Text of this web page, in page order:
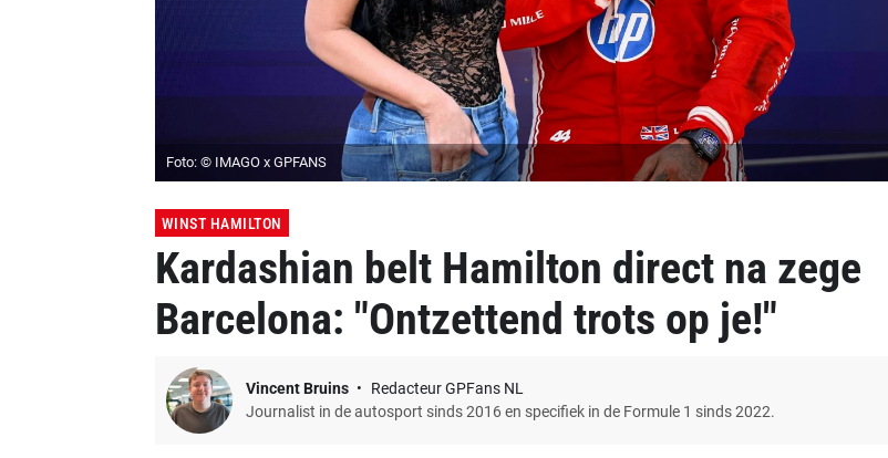
Foto: © IMAGO x GPFANS
WINST HAMILTON
Kardashian belt Hamilton direct na zege
Barcelona: "Ontzettend trots op je!"
Vincent Bruins
Redacteur GPFans NL
Journalist in de autosport sinds 2016 en specifiek in de Formule 1 sinds 2022.